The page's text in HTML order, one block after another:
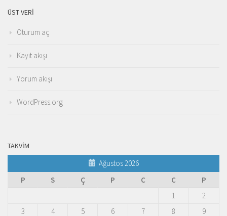
ÜST VERI
Oturum aç
Kayıt akışı
Yorum akışı
WordPress.org
TAKVIM
Ağustos 2026
P
S Ç P C C
P
1
2
3
4 5 6 7 8
9